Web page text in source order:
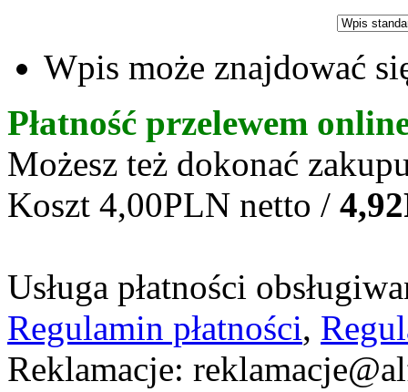
Wpis może znajdować
Płatność przelewem
Możesz też dokonać
Koszt 4,00PLN netto /
Usługa płatności
Regulamin płatności,
Reklamacje: